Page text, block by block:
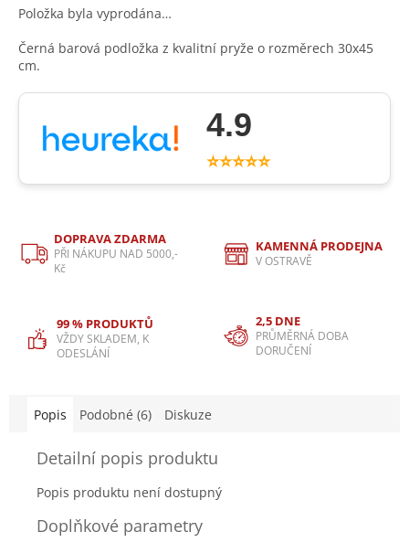
Položka byla vyprodána…
Černá barová podložka z kvalitní pryže o rozměrech 30x45
cm.
4.9
⭐⭐⭐⭐⭐
DOPRAVA ZDARMA
PŘI NÁKUPU NAD 5000,-
Kč
KAMENNÁ PRODEJNA
V OSTRAVĚ
99 % PRODUKTŮ
VŽDY SKLADEM, K
ODESLÁNÍ
2,5 DNE
PRŮMĚRNÁ DOBA
DORUČENÍ
Popis Podobné (6) Diskuze
Detailní popis produktu
Popis produktu není dostupný
Doplňkové parametry